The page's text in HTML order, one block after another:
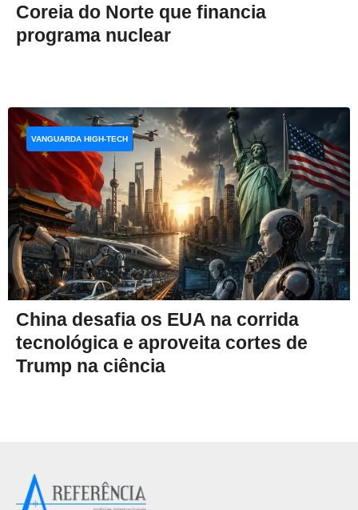
Coreia do Norte que financia
programa nuclear
China desafia os EUA na corrida
tecnológica e aproveita cortes de
Trump na ciência
VANGUARDA HIGH-TECH